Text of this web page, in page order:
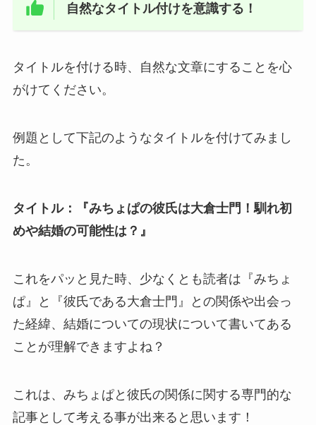
自然なタイトル付けを意識する！
タイトルを付ける時、自然な文章にすることを心
がけてください。
例題として下記のようなタイトルを付けてみまし
た。
タイトル：『みちょぱの彼氏は大倉士門！馴れ初
めや結婚の可能性は？』
これをパッと見た時、少なくとも読者は『みちょ
ぱ』と『彼氏である大倉士門』との関係や出会っ
た経緯、結婚についての現状について書いてある
ことが理解できますよね？
これは、みちょぱと彼氏の関係に関する専門的な
記事として考える事が出来ると思います！